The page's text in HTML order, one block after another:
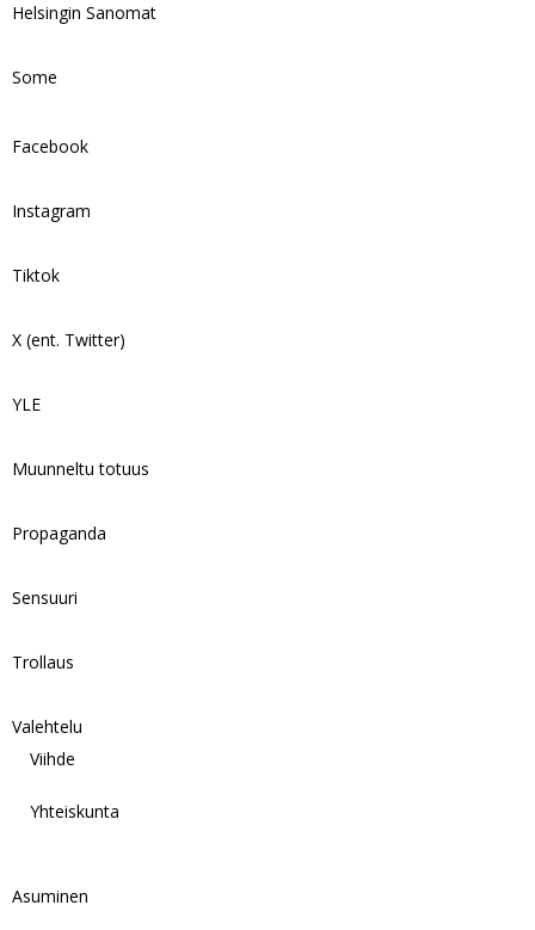
Helsingin Sanomat
Some
Facebook
Instagram
Tiktok
X (ent. Twitter)
YLE
Muunneltu totuus
Propaganda
Sensuuri
Trollaus
Valehtelu
Viihde
Yhteiskunta
Asuminen